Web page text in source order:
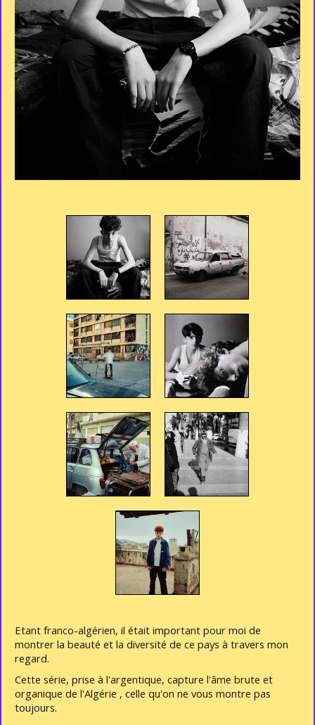
Etant franco-algérien, il était important pour moi de
montrer la beauté et la diversité de ce pays à travers mon
regard.
Cette série, prise à l'argentique, capture l'âme brute et
organique de l'Algérie , celle qu'on ne vous montre pas
toujours.